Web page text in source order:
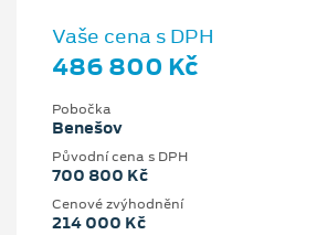
Vaše cena s DPH
486 800 Kč
Pobočka
Benešov
Původní cena s DPH
700 800 Kč
Cenové zvýhodnění
214 000 Kč